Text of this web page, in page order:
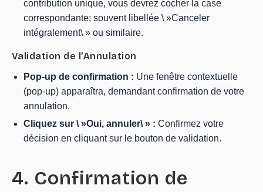
contribution unique, vous devrez cocher la case
correspondante; souvent libellée \ »Canceler
intégralement\ » ou similaire.
Validation de l’Annulation
Pop-up de confirmation : Une fenêtre contextuelle
(pop-up) apparaîtra, demandant confirmation de votre
annulation.
Cliquez sur \ »Oui, annuler\ » : Confirmez votre
décision en cliquant sur le bouton de validation.
4. Confirmation de